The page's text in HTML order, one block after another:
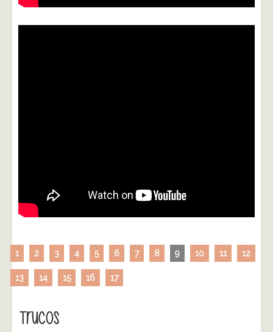
1 2 3 4 5 6 7 8 9 10 11 12
13 14 15 16 17
Trucos